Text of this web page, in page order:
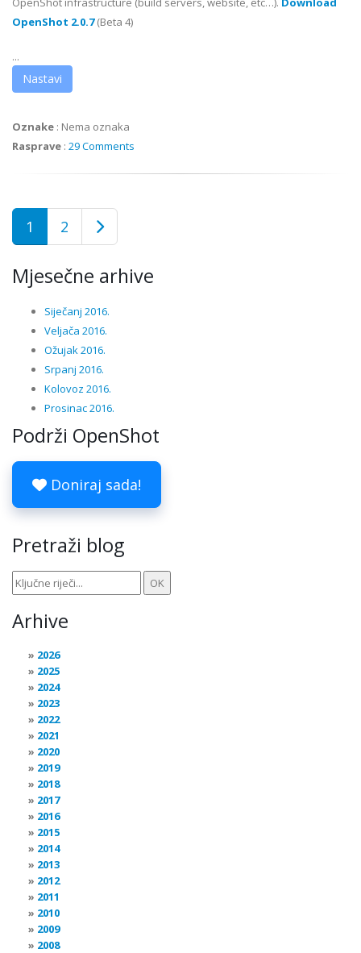
OpenShot 2.0.7(Beta 4)
...
Nastavi
Oznake : Nema oznaka
Rasprave : 29 Comments
1 2
Mjesečne arhive
Siječanj 2016.
Veljača 2016.
Ožujak 2016.
Srpanj 2016.
Kolovoz 2016.
Prosinac 2016.
Podrži OpenShot
Doniraj sada!
Pretraži blog
Arhive
2026
2025
2024
2023
2022
2021
2020
2019
2018
2017
2016
2015
2014
2013
2012
2011
2010
2009
2008